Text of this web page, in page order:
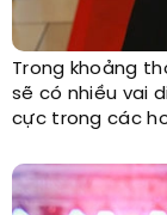
Trong khoảng
sẽ có nhiều vai
cực trong các